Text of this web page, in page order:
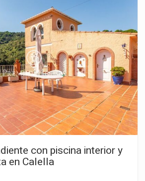
salón tenemos acceso directo a una de
al mar y al pinar; desde la cocina
terraza que también goza de bonitas
subimos las escaleras nos encontramos
que ofrece una bonita panorámica
es amplio con armarios empotrados e
con ducha. En la misma planta
más que comparten un
con ducha. La planta sótano está
uno o dos coches y con acceso interior
construcción moderna, con carpintería
Technal, instalación de aire
calefacción mediante bomba
color gris, toldos en terrazas, puerta
a distancia.
con piscina interior y
en Calella